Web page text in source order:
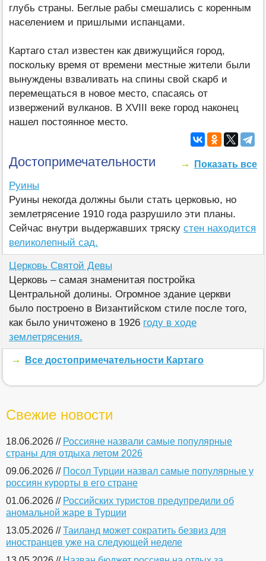
глубь страны. Беглые рабы смешались с коренным
населением и пришлыми испанцами.
Картаго стал известен как движущийся город,
поскольку время от времени местные жители были
вынуждены взваливать на спины свой скарб и
перемещаться в новое место, спасаясь от
извержений вулканов. В XVIII веке город наконец
нашел постоянное место.
Показать все
Достопримечательности
Руины
Руины некогда должны были стать церковью, но
землетрясение 1910 года разрушило эти планы.
Сейчас внутри выдержавших тряску стен находится
великолепный сад.
Церковь Святой Девы
Церковь – самая знаменитая постройка
Центральной долины. Огромное здание церкви
было построено в Византийском стиле после того,
как было уничтожено в 1926 году в ходе
землетрясения.
Все достопримечательности Картаго
Свежие новости
18.06.2026 // Россияне назвали самые популярные
страны для отдыха летом 2026
09.06.2026 // Посол Турции назвал самые популярные у
россиян курорты в его стране
01.06.2026 // Российских туристов предупредили об
аномальной жаре в Турции
13.05.2026 //Таиланд может сократить безвиз для
иностранцев уже на следующей неделе